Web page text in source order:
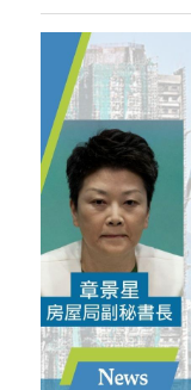
宏福苑聽證
宏福火災正
記錄．宏福
中國
國際
娛樂
反華推手你要
反華推手懶
民主派騙案
反華推手起
KOL 專欄
林淑芳專欄
屈穎妍專欄
絕密法庭檔案
醫院口岸
生活